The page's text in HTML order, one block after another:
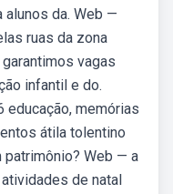
alunos da. Web —
ruas da zona
vagas
infantil e do.
educação, memórias
átila tolentino
patrimônio? Web — a
de natal